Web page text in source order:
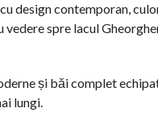
design contemporan,
spre lacul
și băi complet
lungi.